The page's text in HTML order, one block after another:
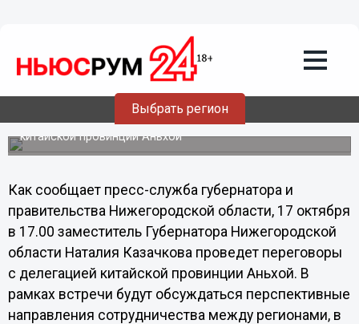
Выбрать регион
Направления сотрудничества между
Нижегородской областью и Китаем
обсудят на переговорах
Наталия Казачкова проведет переговоры с делегацией
китайской провинции Аньхой
Как сообщает пресс-служба губернатора и
правительства Нижегородской области, 17 октября
в 17.00 заместитель Губернатора Нижегородской
области Наталия Казачкова проведет переговоры
с делегацией китайской провинции Аньхой. В
рамках встречи будут обсуждаться перспективные
направления сотрудничества между регионами, в